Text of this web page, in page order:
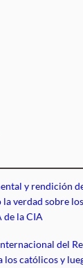
y rendición
la verdad sobre
de la CIA
del
los católicos y